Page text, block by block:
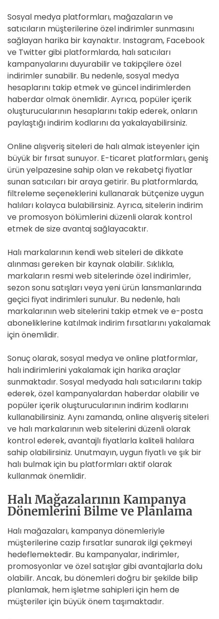
Sosyal medya platformları, mağazaların ve
satıcıların müşterilerine özel indirimler sunmasını
sağlayan harika bir kaynaktır. Instagram, Facebook
ve Twitter gibi platformlarda, halı satıcıları
kampanyalarını duyurabilir ve takipçilere özel
indirimler sunabilir. Bu nedenle, sosyal medya
hesaplarını takip etmek ve güncel indirimlerden
haberdar olmak önemlidir. Ayrıca, popüler içerik
oluşturucularının hesaplarını takip ederek, onların
paylaştığı indirim kodlarını da yakalayabilirsiniz.
Online alışveriş siteleri de halı almak isteyenler için
büyük bir fırsat sunuyor. E-ticaret platformları, geniş
ürün yelpazesine sahip olan ve rekabetçi fiyatlar
sunan satıcıları bir araya getirir. Bu platformlarda,
filtreleme seçeneklerini kullanarak bütçenize uygun
halıları kolayca bulabilirsiniz. Ayrıca, sitelerin indirim
ve promosyon bölümlerini düzenli olarak kontrol
etmek de size avantaj sağlayacaktır.
Halı markalarının kendi web siteleri de dikkate
alınması gereken bir kaynak olabilir. Sıklıkla,
markaların resmi web sitelerinde özel indirimler,
sezon sonu satışları veya yeni ürün lansmanlarında
geçici fiyat indirimleri sunulur. Bu nedenle, halı
markalarının web sitelerini takip etmek ve e-posta
aboneliklerine katılmak indirim fırsatlarını yakalamak
için önemlidir.
Sonuç olarak, sosyal medya ve online platformlar,
halı indirimlerini yakalamak için harika araçlar
sunmaktadır. Sosyal medyada halı satıcılarını takip
ederek, özel kampanyalardan haberdar olabilir ve
popüler içerik oluşturucularının indirim kodlarını
kullanabilirsiniz. Aynı zamanda, online alışveriş siteleri
ve halı markalarının web sitelerini düzenli olarak
kontrol ederek, avantajlı fiyatlarla kaliteli halılara
sahip olabilirsiniz. Unutmayın, uygun fiyatlı ve şık bir
halı bulmak için bu platformları aktif olarak
kullanmak önemlidir.
Halı Mağazalarının Kampanya
Dönemlerini Bilme ve Planlama
Halı mağazaları, kampanya dönemleriyle
müşterilerine cazip fırsatlar sunarak ilgi çekmeyi
hedeflemektedir. Bu kampanyalar, indirimler,
promosyonlar ve özel satışlar gibi avantajlarla dolu
olabilir. Ancak, bu dönemleri doğru bir şekilde bilip
planlamak, hem işletme sahipleri için hem de
müşteriler için büyük önem taşımaktadır.